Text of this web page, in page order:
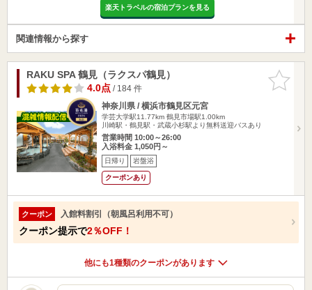
楽天トラベルの宿泊プランを見る
関連情報から探す
お気に入
りに追加
RAKU SPA 鶴見（ラクスパ鶴見）
4.0点/ 184 件
神奈川県 / 横浜市鶴見区元宮
学芸大学駅11.77km 鶴見市場駅1.00km
川崎駅・鶴見駅・武蔵小杉駅より無料送迎バスあり
営業時間 10:00～26:00
入浴料金 1,050円～
日帰り 岩盤浴
クーポンあり
クーポン 入館料割引（朝風呂利用不可）
クーポン提示で2％OFF！
他にも1種類のクーポンがあります